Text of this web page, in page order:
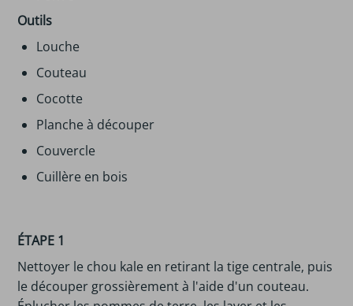
Outils
Louche
Couteau
Cocotte
Planche à découper
Couvercle
Cuillère en bois
ÉTAPE 1
Nettoyer le chou kale en retirant la tige centrale, puis
le découper grossièrement à l'aide d'un couteau.